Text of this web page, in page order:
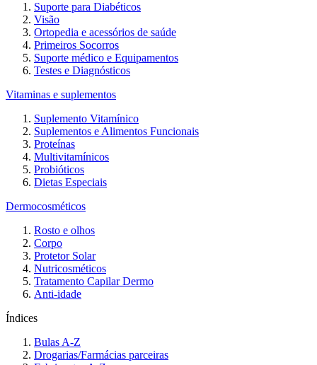
Suporte para Diabéticos
Visão
Ortopedia e acessórios de saúde
Primeiros Socorros
Suporte médico e Equipamentos
Testes e Diagnósticos
Vitaminas e suplementos
Suplemento Vitamínico
Suplementos e Alimentos Funcionais
Proteínas
Multivitamínicos
Probióticos
Dietas Especiais
Dermocosméticos
Rosto e olhos
Corpo
Protetor Solar
Nutricosméticos
Tratamento Capilar Dermo
Anti-idade
Índices
Bulas A-Z
Drogarias/Farmácias parceiras